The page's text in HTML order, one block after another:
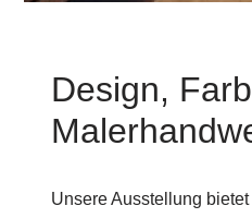
Design,
Unsere Ausstellung